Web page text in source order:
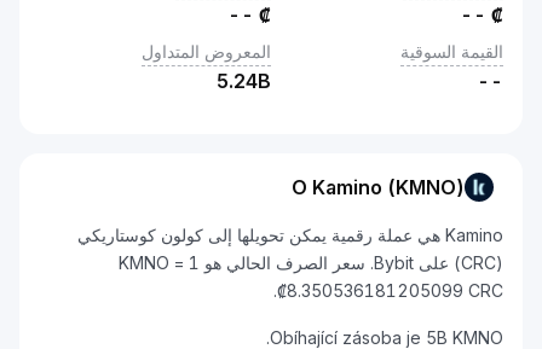
₡
--
₡
--
القيمة السوقية
--
المعروض المتداول
5.24B
O Kamino (KMNO)
Kamino هي عملة رقمية يمكن تحويلها إلى كولون كوستاريكي
(CRC) على Bybit. سعر الصرف الحالي هو 1 KMNO =
₡8.350536181205099 CRC.
Obíhající zásoba je 5B KMNO.